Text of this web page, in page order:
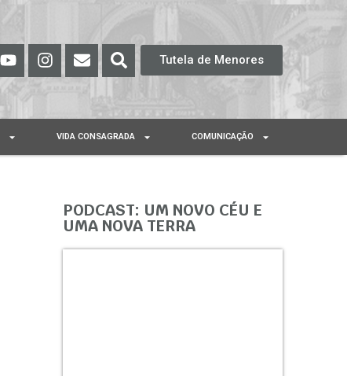
Tutela de Menores
VIDA CONSAGRADA COMUNICAÇÃO
PODCAST: UM NOVO CÉU E
UMA NOVA TERRA